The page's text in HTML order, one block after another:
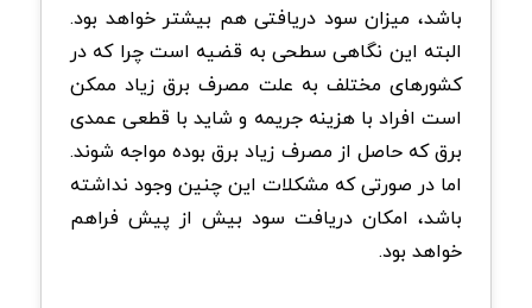
باشد، میزان سود دریافتی هم بیشتر خواهد بود.
البته این نگاهی سطحی به قضیه است چرا که در
کشورهای مختلف به علت مصرف برق زیاد ممکن
است افراد با هزینه جریمه و شاید با قطعی عمدی
برق که حاصل از مصرف زیاد برق بوده مواجه شوند.
اما در صورتی که مشکلات این چنین وجود نداشته
باشد، امکان دریافت سود بیش از پیش فراهم
خواهد بود.